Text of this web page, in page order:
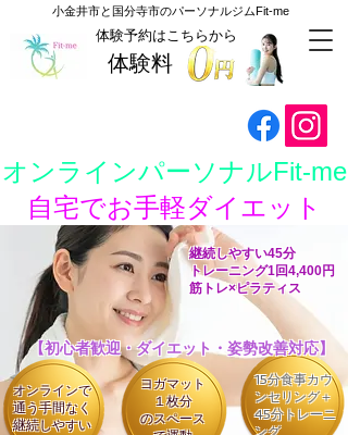
​体験予約はこちらから
体験料
​小金井市と国分寺市のパーソナルジムFit-me
​オンラインパーソナルFit-me
自宅でお手軽ダイエット
​継続しやすい45分
トレーニング1回4,400円
​筋トレ×ピラティス
​オンラインで
通う手間なく
継続しやすい
​15分食事カウ
ンセリング＋
45分トレーニ
ング
​ヨガマット
１枚分
のスペース
【初心者歓迎・ダイエット・姿勢改善対応】